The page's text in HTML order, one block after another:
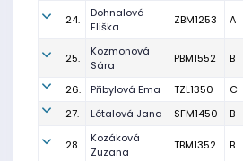
24.
Dohnalová
Eliška
ZBM1253 A
25.
Kozmonová
Sára
PBM1552 B
26. Přibylová Ema TZL1350 C
27.
Létalová Jana SFM1450 B
28.
Kozáková
Zuzana
TBM1352 B